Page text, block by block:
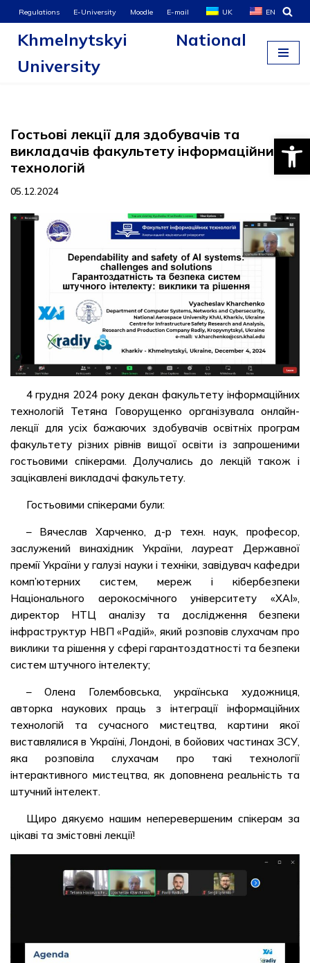
Skip
content
Regulations E-University Moodle E-mail UK EN
Khmelnytskyi National
University
Гостьові лекції для здобувачів та
викладачів факультету інформаційних
технологій
05.12.2024
4 грудня 2024 року декан факультету інформаційних
технологій Тетяна Говорущенко організувала онлайн-
лекції для усіх бажаючих здобувачів освітніх програм
факультету різних рівнів вищої освіти із запрошеними
гостьовими спікерами. Долучались до лекцій також і
зацікавлені викладачі факультету.
Гостьовими спікерами були:
– Вячеслав Харченко, д-р техн. наук, професор,
заслужений винахідник України, лауреат Державної
премії України у галузі науки і техніки, завідувач кафедри
комп’ютерних систем, мереж і кібербезпеки
Національного аерокосмічного університету «ХАІ»,
директор НТЦ аналізу та дослідження безпеки
інфраструктур НВП «Радій», який розповів слухачам про
виклики та рішення у сфері гарантоздатності та безпеки
систем штучного інтелекту;
– Олена Голембовська, українська художниця,
авторка наукових праць з інтеграції інформаційних
технологій та сучасного мистецтва, картини якої
виставлялися в Україні, Лондоні, в бойових частинах ЗСУ,
яка розповіла слухачам про такі технології
інтерактивного мистецтва, як доповнена реальність та
штучний інтелект.
Щиро дякуємо нашим неперевершеним спікерам за
цікаві та змістовні лекції!